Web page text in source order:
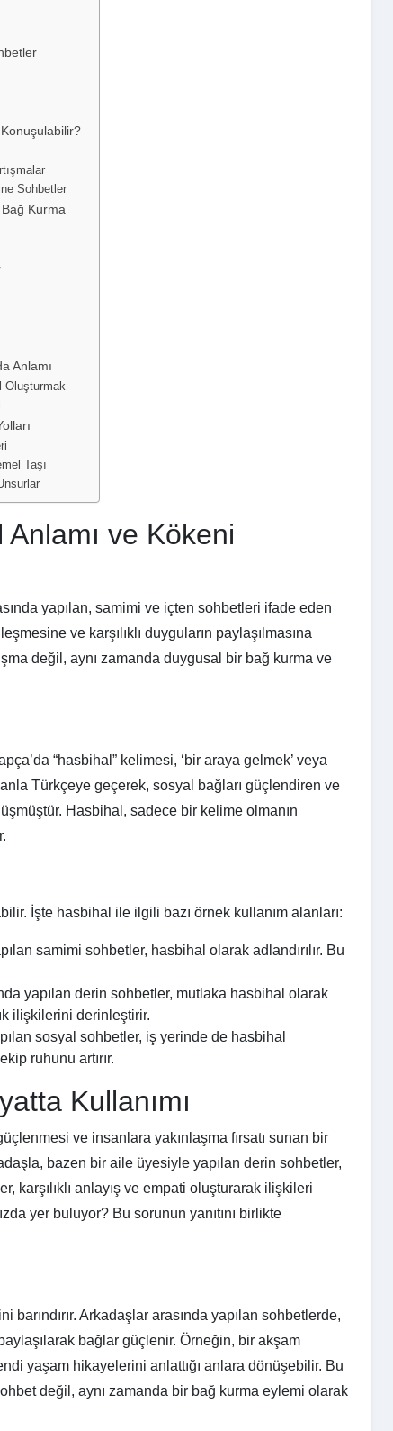
Sohbetler
Kurma
Anlamı
Oluşturmak
Taşı
ve Kökeni
yapılan, samimi ve içten sohbetleri ifade eden
ve karşılıklı duyguların paylaşılmasına
değil, aynı zamanda duygusal bir bağ kurma ve
“hasbihal” kelimesi, ‘bir araya gelmek’ veya
Türkçeye geçerek, sosyal bağları güçlendiren ve
Hasbihal, sadece bir kelime olmanın
İşte hasbihal ile ilgili bazı örnek kullanım alanları:
samimi sohbetler, hasbihal olarak adlandırılır. Bu
yapılan derin sohbetler, mutlaka hasbihal olarak
ilişkilerini derinleştirir.
sosyal sohbetler, iş yerinde de hasbihal
ruhunu artırır.
Kullanımı
ve insanlara yakınlaşma fırsatı sunan bir
bazen bir aile üyesiyle yapılan derin sohbetler,
karşılıklı anlayış ve empati oluşturarak ilişkileri
yer buluyor? Bu sorunun yanıtını birlikte
Arkadaşlar arasında yapılan sohbetlerde,
bağlar güçlenir. Örneğin, bir akşam
yaşam hikayelerini anlattığı anlara dönüşebilir. Bu
değil, aynı zamanda bir bağ kurma eylemi olarak